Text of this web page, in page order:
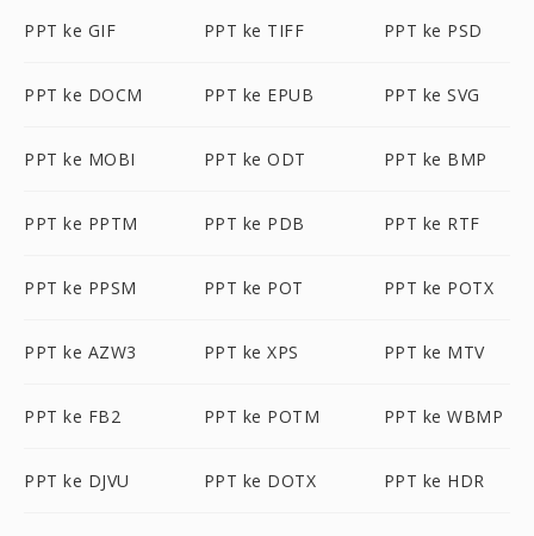
PPT ke GIF PPT ke TIFF PPT ke PSD
PPT ke DOCM PPT ke EPUB PPT ke SVG
PPT ke MOBI PPT ke ODT PPT ke BMP
PPT ke PPTM PPT ke PDB PPT ke RTF
PPT ke PPSM PPT ke POT PPT ke POTX
PPT ke AZW3 PPT ke XPS PPT ke MTV
PPT ke FB2 PPT ke POTM PPT ke WBMP
PPT ke DJVU PPT ke DOTX PPT ke HDR